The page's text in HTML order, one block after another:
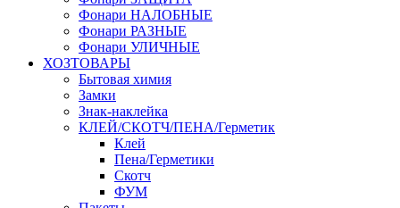
Фонари НАЛОБНЫЕ
Фонари РАЗНЫЕ
Фонари УЛИЧНЫЕ
ХОЗТОВАРЫ
Бытовая химия
Замки
Знак-наклейка
КЛЕЙ/СКОТЧ/ПЕНА/Герметик
Клей
Пена/Герметики
Скотч
ФУМ